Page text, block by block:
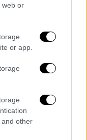
web or
or app.
other
-
τελών
πλέον η